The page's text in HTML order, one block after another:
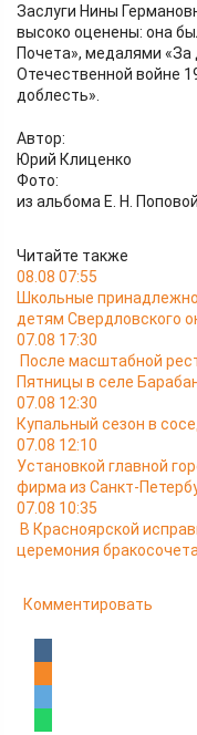
Заслуги Нины
высоко оценены: она
Почета», медалями
Отечественной войне
доблесть».
Автор:
Юрий Клиценко
Фото:
из альбома Е. Н. Поповой
Читайте также
08.08 07:55
Школьные
детям Свердловского
07.08 17:30
После масштабной
Пятницы в селе
07.08 12:30
Купальный сезон в
07.08 12:10
Установкой главной
фирма из Санкт-
07.08 10:35
В Красноярской
церемония
Комментировать